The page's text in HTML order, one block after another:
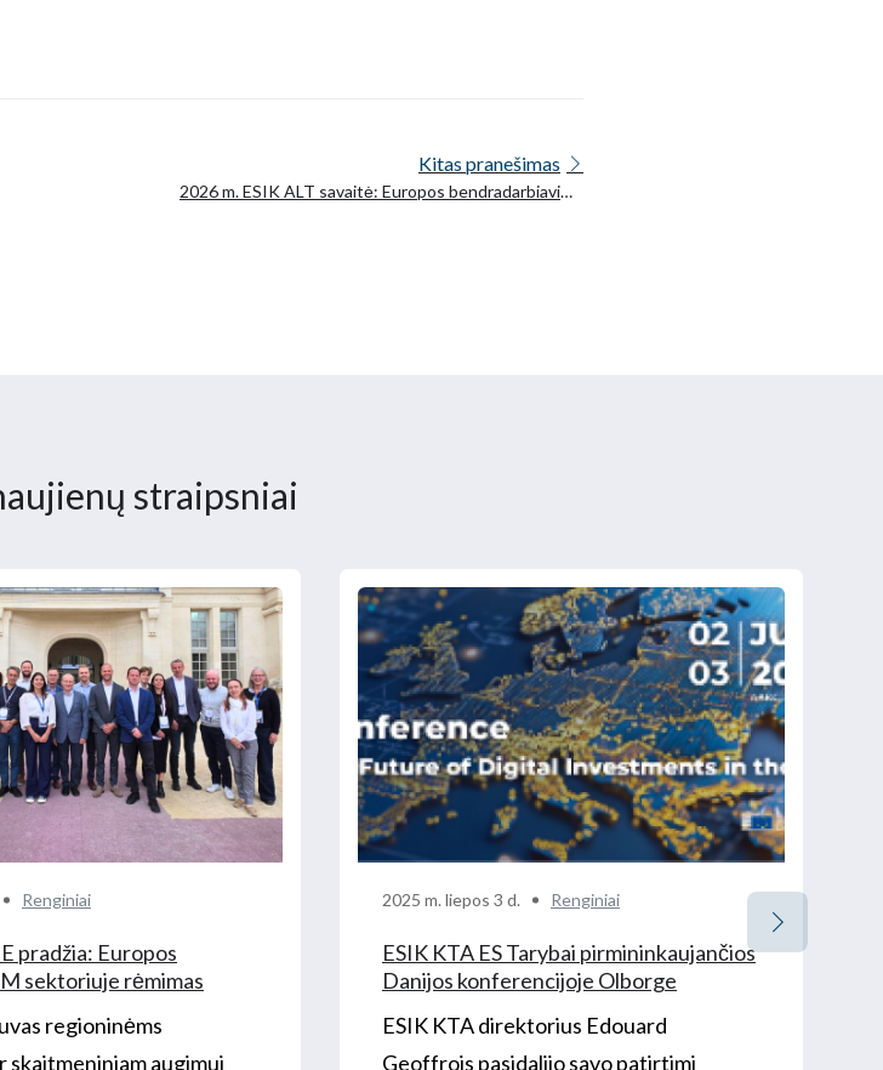
Kitas pranešimas
2026 m. ESIK ALT savaitė: Europos bendradarbiavimo
straipsniai
Renginiai
pradžia: Europos
sektoriuje rėmimas
regioninėms
skaitmeniniam augimui
2025 m. liepos 3 d. Renginiai
ESIK KTA ES Tarybai pirmininkaujančios
Danijos konferencijoje Olborge
ESIK KTA direktorius Edouard
Geoffrois pasidalijo savo patirtimi